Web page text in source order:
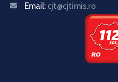
Email: cjt@cjtimis.ro